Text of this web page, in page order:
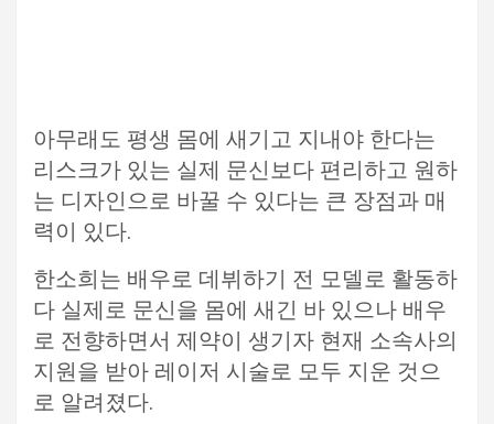
아무래도 평생 몸에 새기고 지내야 한다는
리스크가 있는 실제 문신보다 편리하고 원하
는 디자인으로 바꿀 수 있다는 큰 장점과 매
력이 있다.
한소희는 배우로 데뷔하기 전 모델로 활동하
다 실제로 문신을 몸에 새긴 바 있으나 배우
로 전향하면서 제약이 생기자 현재 소속사의
지원을 받아 레이저 시술로 모두 지운 것으
로 알려졌다.